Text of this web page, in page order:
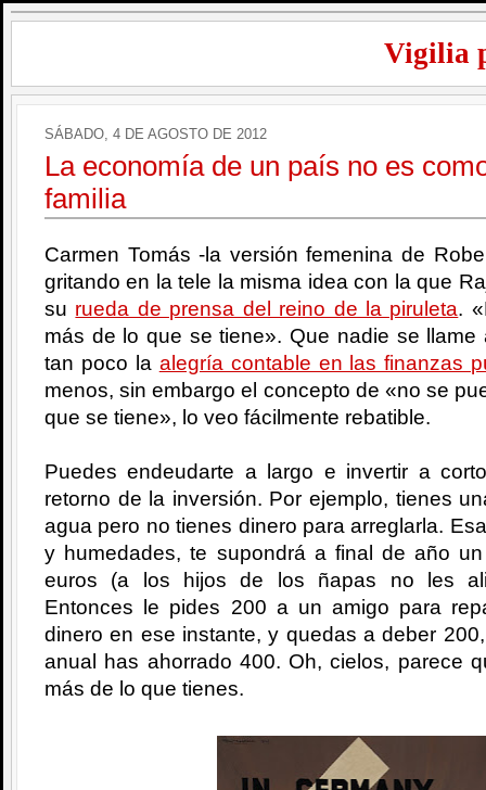
Vigilia
SÁBADO, 4 DE AGOSTO DE 2012
La economía de un país no es
familia
Carmen Tomás -la versión femenina de
gritando en la tele la misma idea con la que
su rueda de prensa del reino de la piruleta.
más de lo que se tiene». Que nadie se llame
tan poco la alegría contable en las finanzas
menos, sin embargo el concepto de «no se
que se tiene», lo veo fácilmente rebatible.
Puedes endeudarte a largo e invertir a
retorno de la inversión. Por ejemplo, tienes
agua pero no tienes dinero para arreglarla.
y humedades, te supondrá a final de año
euros (a los hijos de los ñapas no les
Entonces le pides 200 a un amigo para
dinero en ese instante, y quedas a deber
anual has ahorrado 400. Oh, cielos, parece
más de lo que tienes.